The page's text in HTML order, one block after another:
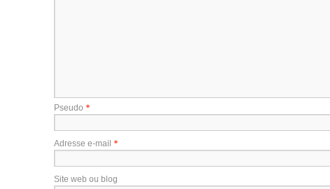
Pseudo *
Adresse e-mail *
Site web ou blog